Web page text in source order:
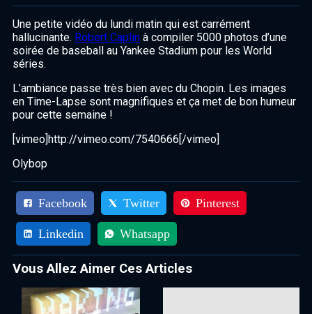
Une petite vidéo du lundi matin qui est carrément
hallucinante. Robert Caplin à compiler 5000 photos d’une
soirée de baseball au Yankee Stadium pour les World
séries.
L’ambiance passe très bien avec du Chopin. Les images
en Time-Lapse sont magnifiques et ça met de bon humeur
pour cette semaine !
[vimeo]http://vimeo.com/7540666[/vimeo]
Olybop
Facebook Twitter Pinterest
Linkedin Whatsapp
Vous Allez Aimer Ces Articles